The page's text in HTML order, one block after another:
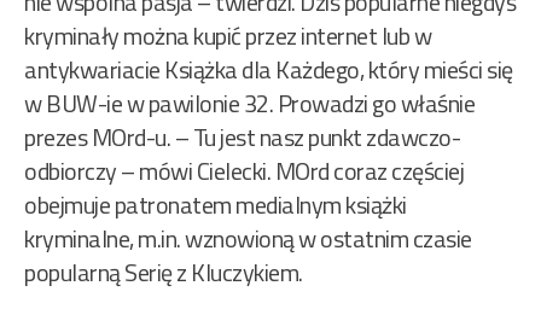
kryminały można kupić przez internet lub w
antykwariacie Książka dla Każdego, który mieści się
w BUW-ie w pawilonie 32. Prowadzi go właśnie
prezes MOrd-u. – Tu jest nasz punkt zdawczo-
odbiorczy – mówi Cielecki. MOrd coraz częściej
obejmuje patronatem medialnym książki
kryminalne, m.in. wznowioną w ostatnim czasie
popularną Serię z Kluczykiem.